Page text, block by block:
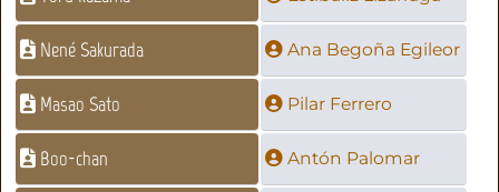
Nené Sakurada Ana Begoña Egileor
Masao Sato Pilar Ferrero
Boo-chan Antón Palomar